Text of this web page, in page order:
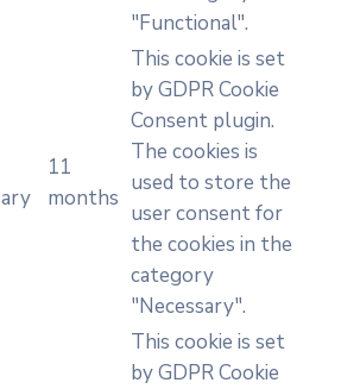
"Functional".
11
months
This cookie is set
by GDPR Cookie
Consent plugin.
The cookies is
used to store the
user consent for
the cookies in the
category
"Necessary".
This cookie is set
by GDPR Cookie